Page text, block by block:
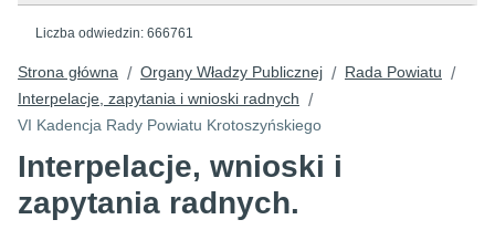
Liczba odwiedzin: 666761
Strona główna / Organy Władzy Publicznej / Rada Powiatu /
Interpelacje, zapytania i wnioski radnych /
VI Kadencja Rady Powiatu Krotoszyńskiego
Interpelacje, wnioski i
zapytania radnych.